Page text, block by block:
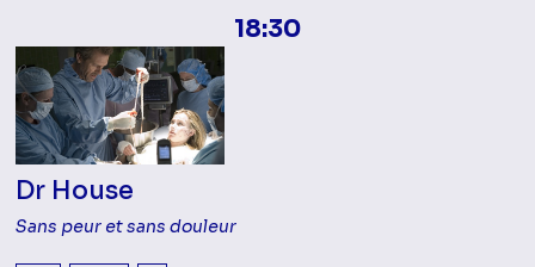
18:30
Dr House
Sans peur et sans douleur